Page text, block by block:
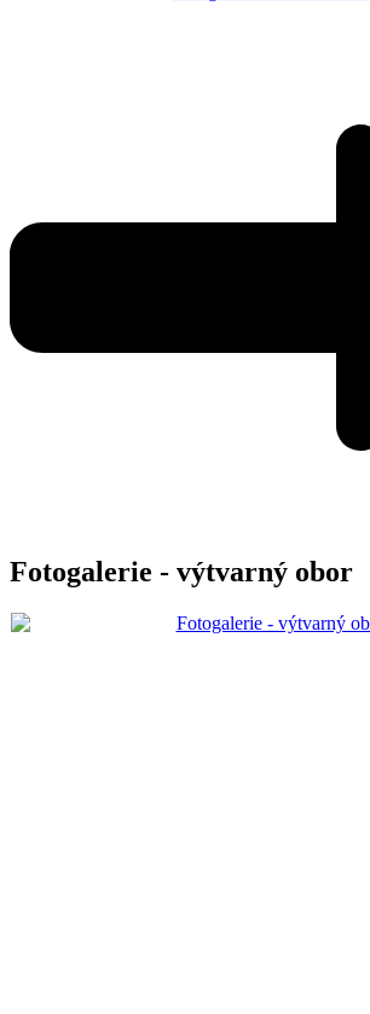
Fotogalerie - výtvarný obor